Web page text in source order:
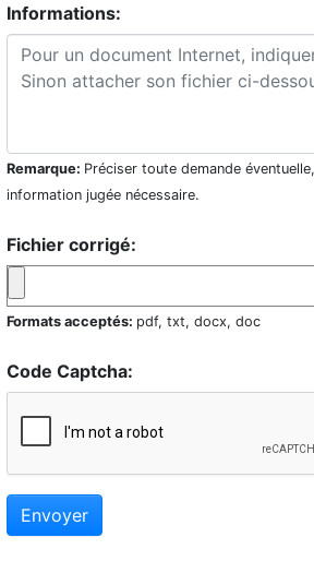
Informations:
Remarque: Préciser toute demande
information jugée nécessaire.
Fichier corrigé:
Formats acceptés: pdf, txt, docx, doc
Code Captcha:
Envoyer